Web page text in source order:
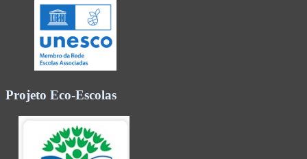
Projeto Eco-Escolas